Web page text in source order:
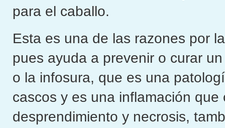
para el caballo.
Esta es una de las razones por
pues ayuda a prevenir o curar
o la infosura, que es una
cascos y es una inflamación
desprendimiento y necrosis,